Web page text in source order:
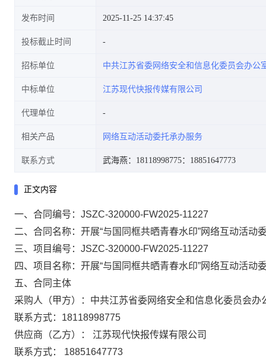
承办服务项目合同公告
发布时间 2025-11-25 14:37:45
投标截止时间
招标单位 中共江苏省委网络安全和信息化委员会办公
中标单位 江苏现代快报传媒有限公司
代理单位
相关产品 网络互动活动委托承办服务
联系方式 武海燕：18118998775：18851647773
正文内容
一、合同编号：JSZC-320000-FW2025-11227
二、合同名称：开展“与国同框共晒青春水印”网络互动活动
三、项目编号：JSZC-320000-FW2025-11227
四、项目名称：开展“与国同框共晒青春水印”网络互动活动
五、合同主体
采购人（甲方）：中共江苏省委网络安全和信息化委员会办
联系方式：18118998775
供应商（乙方）： 江苏现代快报传媒有限公司
联系方式： 18851647773